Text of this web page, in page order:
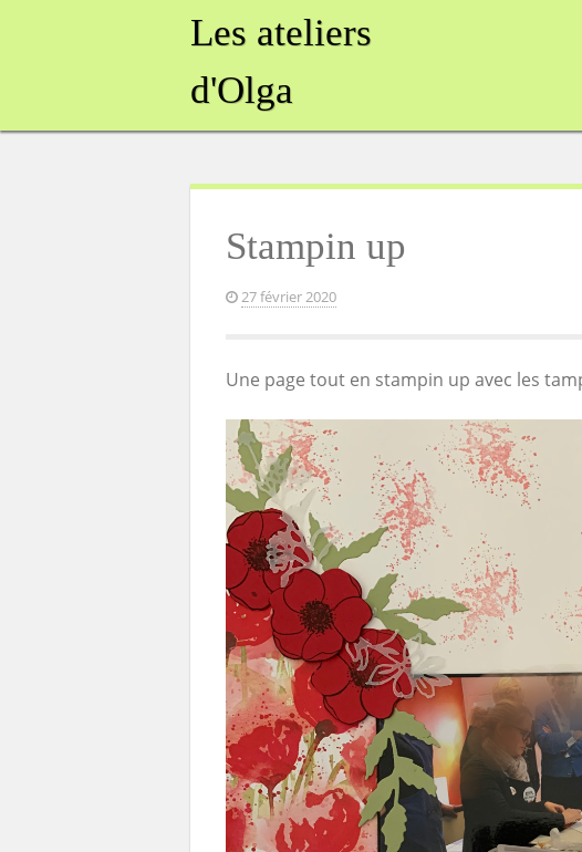
Les ateliers
d'Olga
Stampin up
27 février 2020
Une page tout en stampin up avec les